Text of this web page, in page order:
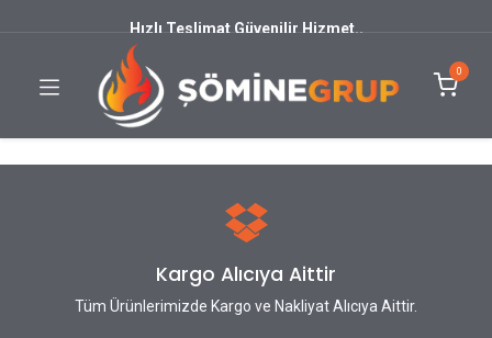
Hızlı Teslimat Güvenilir Hizmet..
0
Kargo Alıcıya Aittir
Tüm Ürünlerimizde Kargo ve Nakliyat Alıcıya Aittir.